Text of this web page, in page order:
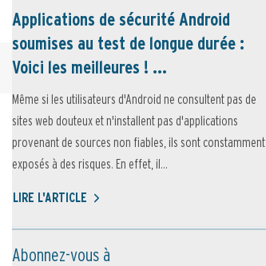
Applications de sécurité Android
soumises au test de longue durée :
Voici les meilleures ! ...
Même si les utilisateurs d'Android ne consultent pas de
sites web douteux et n'installent pas d'applications
provenant de sources non fiables, ils sont constamment
exposés à des risques. En effet, il...
LIRE L'ARTICLE
Abonnez-vous à